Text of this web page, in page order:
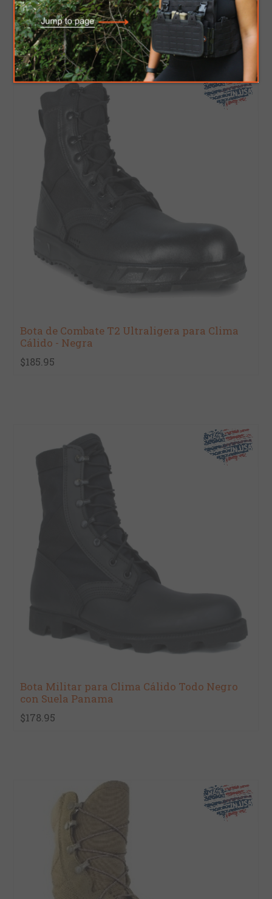
$199.95
Bota de Combate T2 Ultraligera para Clima
Cálido - Negra
$185.95
Bota Militar para Clima Cálido Todo Negro
con Suela Panama
$178.95